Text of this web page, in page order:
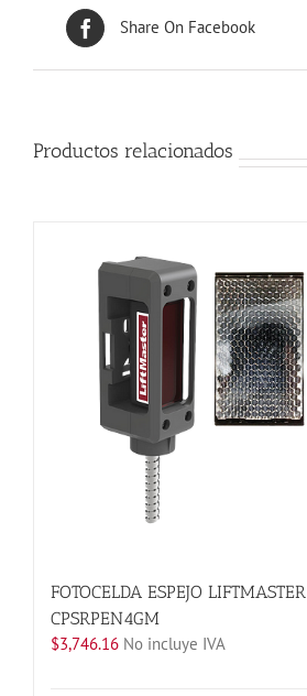
Share On Facebook
Productos relacionados
FOTOCELDA ESPEJO LIFTMASTER
CPSRPEN4GM
$3,746.16 No incluye IVA